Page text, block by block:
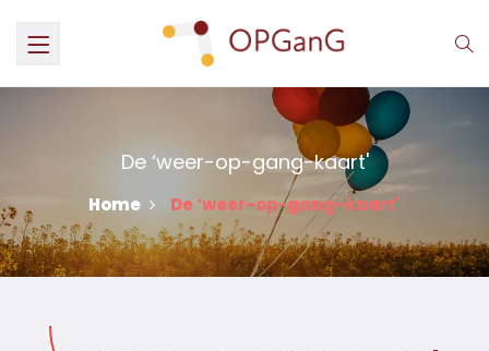
De ‘weer-op-gang-kaart'
Home De ‘weer-op-gang-kaart'